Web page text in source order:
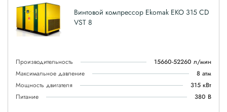
Винтовой компрессор Ekomak EKO 315 CD
VST 8
Производительность
15660-52260 л/мин
Максимальное давление
8 атм
Мощность двигателя
315 кВт
Питание
380 В